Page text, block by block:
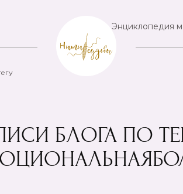
Энциклопедия
БЛОГА ПО